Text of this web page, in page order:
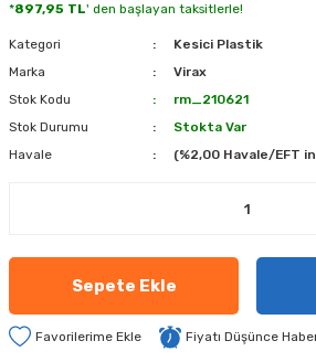
*897,95 TL' den başlayan taksitlerle!
Kategori
Kesici Plastik
Marka
Virax
Stok Kodu
rm_210621
Stok Durumu
Stokta Var
Havale
(%2,00 Havale/EFT
Sepete Ekle
Fiyatı Düşünce